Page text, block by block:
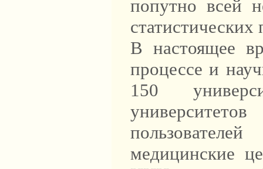
попутно всей
статистических
В настоящее
процессе и
150
медицинские